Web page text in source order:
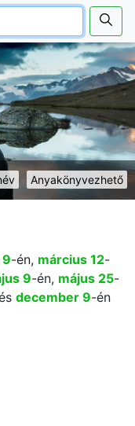
Anyakönyvezhető
9-én, március 12-
9-én, május 25-
december 9-én